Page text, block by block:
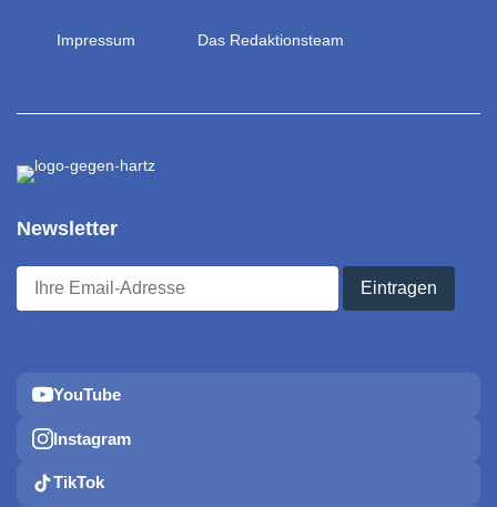
Impressum Das Redaktionsteam
Newsletter
YouTube
Instagram
TikTok